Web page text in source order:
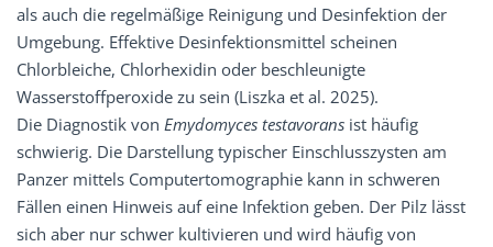
als auch die regelmäßige Reinigung und Desinfektion der
Umgebung. Effektive Desinfektionsmittel scheinen
Chlorbleiche, Chlorhexidin oder beschleunigte
Wasserstoffperoxide zu sein (Liszka et al. 2025).
Die Diagnostik von Emydomyces testavorans ist häufig
schwierig. Die Darstellung typischer Einschlusszysten am
Panzer mittels Computertomographie kann in schweren
Fällen einen Hinweis auf eine Infektion geben. Der Pilz lässt
sich aber nur schwer kultivieren und wird häufig von